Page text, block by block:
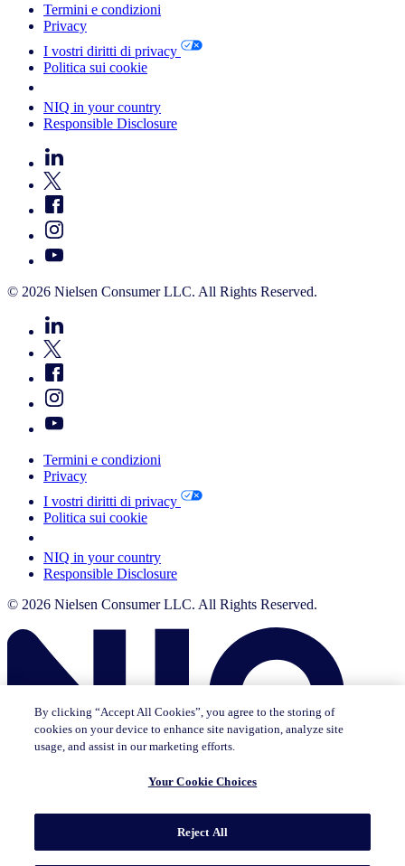
Termini e condizioni
Privacy
I vostri diritti di privacy
Politica sui cookie
NIQ in your country
Responsible Disclosure
© 2026 Nielsen Consumer LLC. All Rights Reserved.
Termini e condizioni
Privacy
I vostri diritti di privacy
Politica sui cookie
NIQ in your country
Responsible Disclosure
© 2026 Nielsen Consumer LLC. All Rights Reserved.
pagina in cui ti trovi attualmente o andare alla homepage in lingua
By clicking “Accept All Cookies”, you agree to the storing of
cookies on your device to enhance site navigation, analyze site
usage, and assist in our marketing efforts.
Your Cookie Choices
Reject All